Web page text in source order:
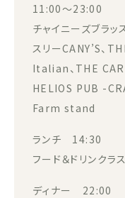
11:00～23:00
チャイニーズブラッ
スリーCANY’S、
Italian、THE
HELIOS PUB -
Farm stand
ランチ 14:30
フード＆ドリンクラ
ディナー 22:00